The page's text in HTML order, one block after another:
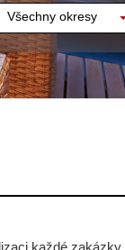
Všechny okresy
každé